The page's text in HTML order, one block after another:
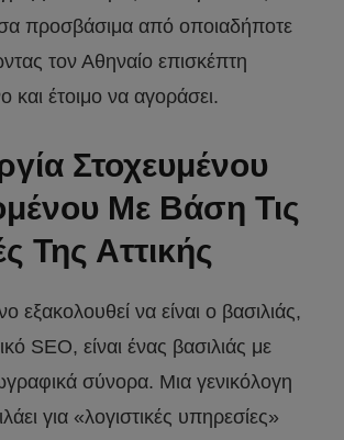
προσβάσιμα από οποιαδήποτε
τον Αθηναίο επισκέπτη
και έτοιμο να αγοράσει.
Στοχευμένου
Με Βάση Τις
Της Αττικής
εξακολουθεί να είναι ο βασιλιάς,
SEO, είναι ένας βασιλιάς με
σύνορα. Μια γενικόλογη
για «λογιστικές υπηρεσίες»